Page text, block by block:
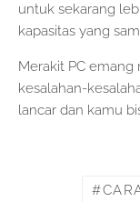
untuk sekarang
kapasitas yang
Merakit PC
kesalahan-
lancar dan kamu